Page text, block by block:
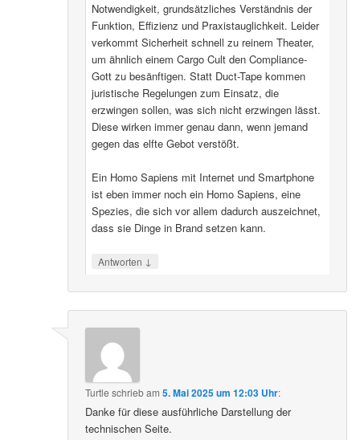
Notwendigkeit, grundsätzliches Verständnis der
Funktion, Effizienz und Praxistauglichkeit. Leider
verkommt Sicherheit schnell zu reinem Theater,
um ähnlich einem Cargo Cult den Compliance-
Gott zu besänftigen. Statt Duct-Tape kommen
juristische Regelungen zum Einsatz, die
erzwingen sollen, was sich nicht erzwingen lässt.
Diese wirken immer genau dann, wenn jemand
gegen das elfte Gebot verstößt.
Ein Homo Sapiens mit Internet und Smartphone
ist eben immer noch ein Homo Sapiens, eine
Spezies, die sich vor allem dadurch auszeichnet,
dass sie Dinge in Brand setzen kann.
Antworten ↓
Turtle schriebam5. Mai 2025 um 12:03 Uhr:
Danke für diese ausführliche Darstellung der
technischen Seite.